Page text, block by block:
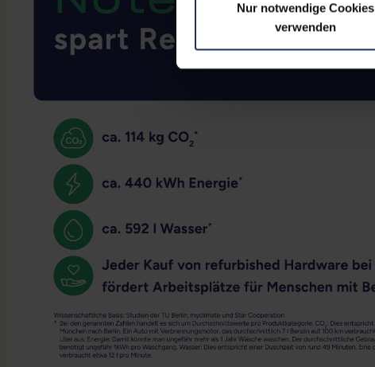
Nur notwendige Cookies
verwenden